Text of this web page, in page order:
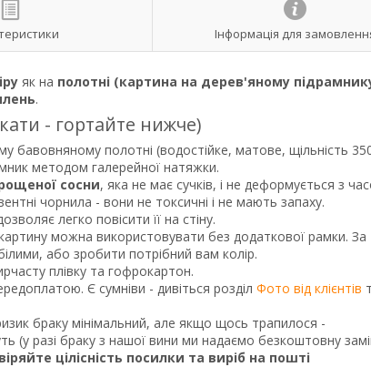
Інформація для
як на полотні (картина на дерев'яному
.
- гортайте нижче)
бавовняному полотні (водостійке, матове, щільність
методом галерейної натяжки.
сосни, яка не має сучків, і не деформується з
чорнила - вони не токсичні і не мають запаху.
легко повісити її на стіну.
можна використовувати без додаткової рамки. За
або зробити потрібний вам колір.
плівку та гофрокартон.
Є сумніви - дивіться розділ Фото від клієнтів
браку мінімальний, але якщо щось трапилося -
разі браку з нашої вини ми надаємо безкоштовну
цілісність посилки та виріб на пошті